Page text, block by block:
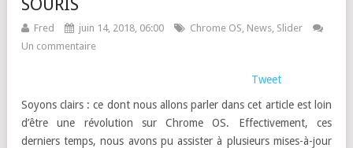
SOURIS
Fred juin 14, 2018, 06:00 Chrome OS, News, Slider
Un commentaire
Tweet
Soyons clairs : ce dont nous allons parler dans cet article est loin
d’être une révolution sur Chrome OS. Effectivement, ces
derniers temps, nous avons pu assister à plusieurs mises-à-jour